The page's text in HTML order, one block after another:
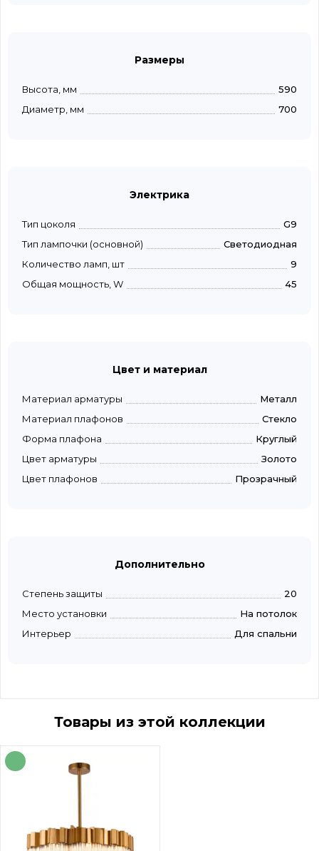
Размеры
Высота, мм
590
Диаметр, мм
700
Электрика
Тип цоколя
G9
Тип лампочки (основной)
Светодиодная
Количество ламп, шт
9
Общая мощность, W
45
Цвет и материал
Материал арматуры
Металл
Материал плафонов
Стекло
Форма плафона
Круглый
Цвет арматуры
Золото
Цвет плафонов
Прозрачный
Дополнительно
Степень защиты
20
Место установки
На потолок
Интерьер
Для спальни
Товары из этой коллекции